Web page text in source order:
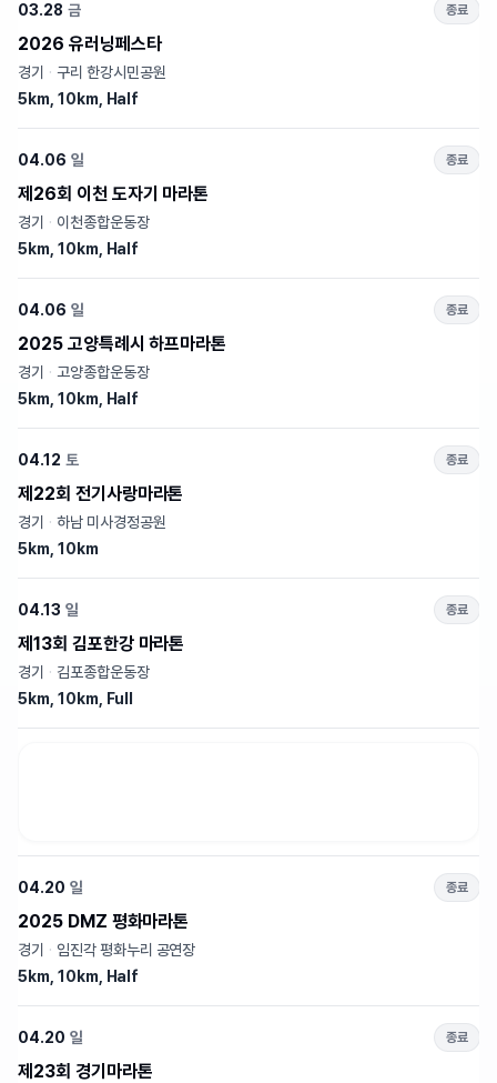
03.28 금 종료
2026 유러닝페스타
경기 · 구리 한강시민공원
5km, 10km, Half
04.06 일 종료
제26회 이천 도자기 마라톤
경기 · 이천종합운동장
5km, 10km, Half
04.06 일 종료
2025 고양특례시 하프마라톤
경기 · 고양종합운동장
5km, 10km, Half
04.12 토 종료
제22회 전기사랑마라톤
경기 · 하남 미사경정공원
5km, 10km
04.13 일 종료
제13회 김포한강 마라톤
경기 · 김포종합운동장
5km, 10km, Full
04.20 일 종료
2025 DMZ 평화마라톤
경기 · 임진각 평화누리 공연장
5km, 10km, Half
04.20 일 종료
제23회 경기마라톤